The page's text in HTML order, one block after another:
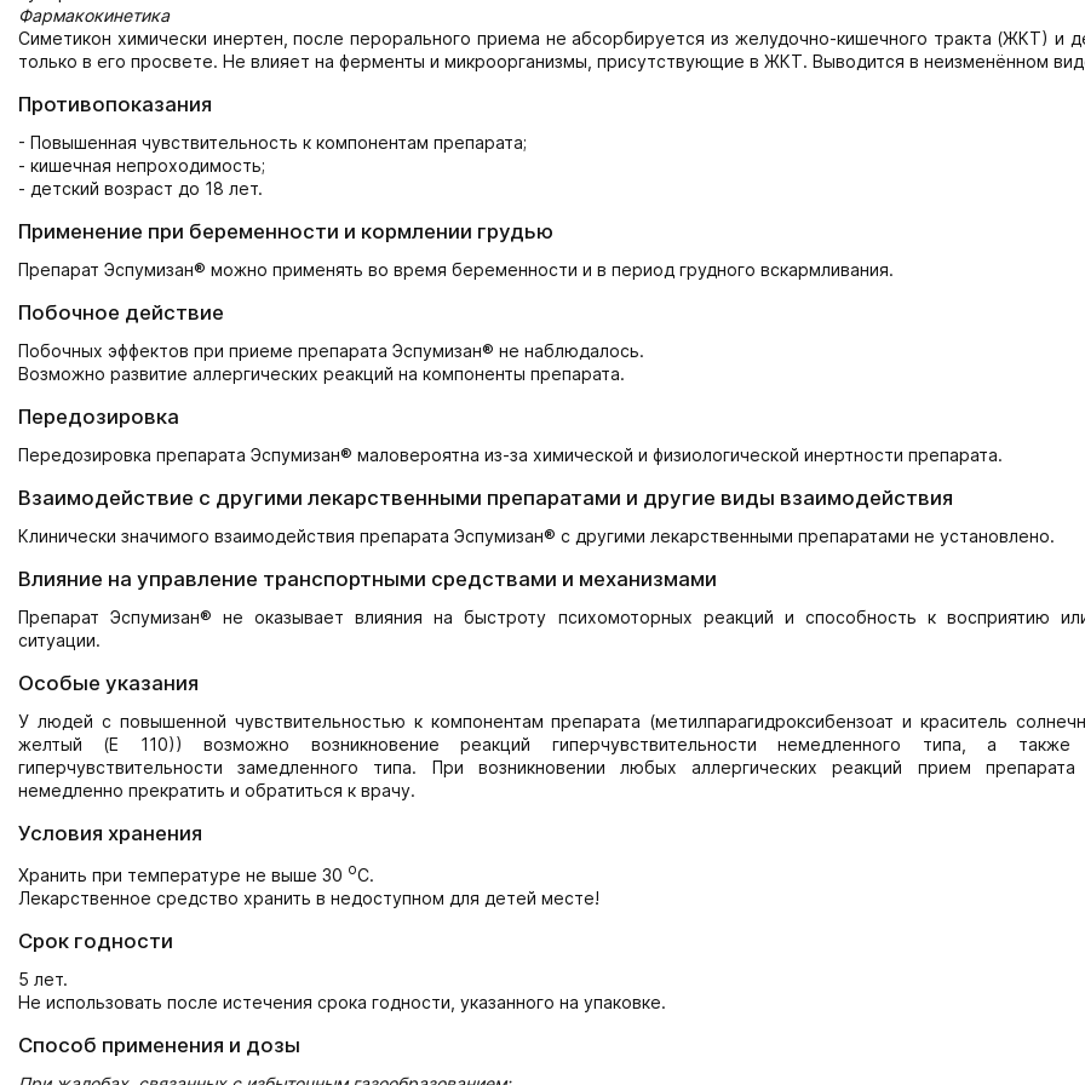
Фармакокинетика
Симетикон химически инертен, после перорального приема не абсорбируется из желудочно-кишечного тракта (ЖКТ) и
только в его просвете. Не влияет на ферменты и микроорганизмы, присутствующие в ЖКТ. Выводится в неизменённом
Противопоказания
- Повышенная чувствительность к компонентам препарата;
- кишечная непроходимость;
- детский возраст до 18 лет.
Применение при беременности и кормлении грудью
Препарат Эспумизан® можно применять во время беременности и в период грудного вскармливания.
Побочное действие
Побочных эффектов при приеме препарата Эспумизан® не наблюдалось.
Возможно развитие аллергических реакций на компоненты препарата.
Передозировка
Передозировка препарата Эспумизан® маловероятна из-за химической и физиологической инертности препарата.
Взаимодействие с другими лекарственными препаратами и другие виды взаимодействия
Клинически значимого взаимодействия препарата Эспумизан® с другими лекарственными препаратами не установлено.
Влияние на управление транспортными средствами и механизмами
Препарат Эспумизан® не оказывает влияния на быстроту психомоторных реакций и способность к восприятию
ситуации.
Особые указания
У людей с повышенной чувствительностью к компонентам препарата (метилпарагидроксибензоат и краситель
желтый (Е 110)) возможно возникновение реакций гиперчувствительности немедленного типа, а также
гиперчувствительности замедленного типа. При возникновении любых аллергических реакций прием препарата
немедленно прекратить и обратиться к врачу.
Условия хранения
Хранить при температуре не выше 30 оС.
Лекарственное средство хранить в недоступном для детей месте!
Срок годности
5 лет.
Не использовать после истечения срока годности, указанного на упаковке.
Способ применения и дозы